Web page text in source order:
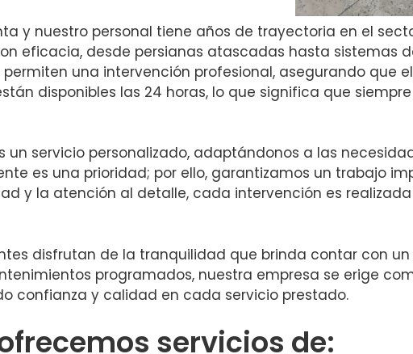
y nuestro personal tiene años de trayectoria en el
eficacia, desde persianas atascadas hasta sistemas
una intervención profesional, asegurando que
disponibles las 24 horas, lo que significa que
un servicio personalizado, adaptándonos a las
es una prioridad; por ello, garantizamos un trabajo
y la atención al detalle, cada intervención es
disfrutan de la tranquilidad que brinda contar con
programados, nuestra empresa se erige
confianza y calidad en cada servicio prestado.
servicios de: